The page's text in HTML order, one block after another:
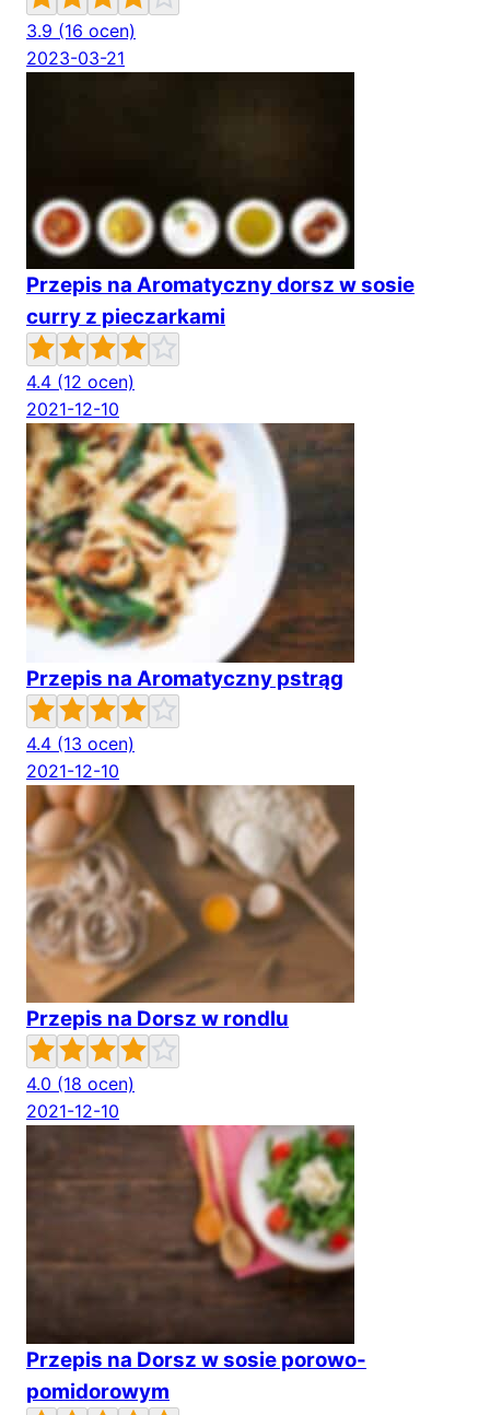
3.9 (16 ocen)
2023-03-21
Przepis na Aromatyczny dorsz w sosie
curry z pieczarkami
4.4 (12 ocen)
2021-12-10
Przepis na Aromatyczny pstrąg
4.4 (13 ocen)
2021-12-10
Przepis na Dorsz w rondlu
4.0 (18 ocen)
2021-12-10
Przepis na Dorsz w sosie porowo-
pomidorowym